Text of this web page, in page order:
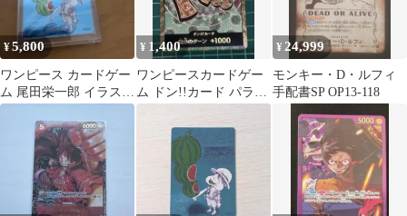
¥5,800
ワンピース カードゲー
ム 尾田栄一郎 イラスト
カード スイカ
¥ 1,400
ワンピースカードゲー
ム ドン!!カード パラレ
ル フォクシー
¥ 24,999
モンキー・D・ルフィ
手配書SP OP13-118